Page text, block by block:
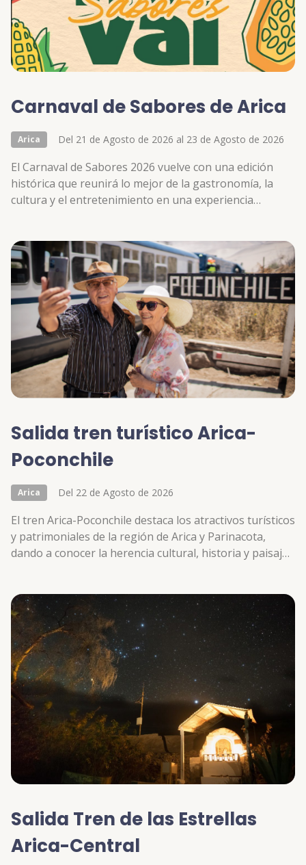
Carnaval de Sabores de Arica
Arica Del 21 de Agosto de 2026 al 23 de Agosto de 2026
El Carnaval de Sabores 2026 vuelve con una edición
histórica que reunirá lo mejor de la gastronomía, la
cultura y el entretenimiento en una experiencia
Salida tren turístico Arica-
Poconchile
Arica Del 22 de Agosto de 2026
El tren Arica-Poconchile destaca los atractivos turísticos
y patrimoniales de la región de Arica y Parinacota,
dando a conocer la herencia cultural, historia y paisajes
Patrimonio de la Humanidad, momificadores del
período arcaico. Entramos al valle de Lluta y
observamos In situ las Colcas de Huaylacan, depósitos
de almacenaje, de la cultura Arica y luego Inca. En la
pared sur del valle, el tren nos permite observar varios
paneles de geoglifos, muestra de arte rupestre
regional. En su viaje el tren permite observar la…
Salida Tren de las Estrellas
Arica-Central